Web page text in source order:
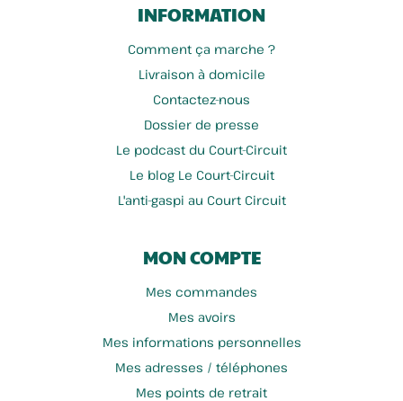
INFORMATION
Comment ça marche ?
Livraison à domicile
Contactez-nous
Dossier de presse
Le podcast du Court-Circuit
Le blog Le Court-Circuit
L'anti-gaspi au Court Circuit
MON COMPTE
Mes commandes
Mes avoirs
Mes informations personnelles
Mes adresses / téléphones
Mes points de retrait